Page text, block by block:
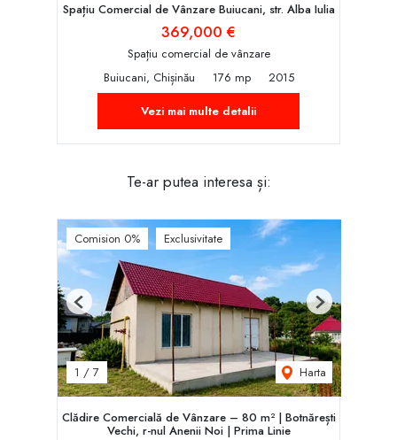
Spațiu Comercial de Vânzare Buiucani, str. Alba Iulia
369,000 €
Spațiu comercial de vânzare
Buiucani, Chișinău
176 mp
2015
Vezi mai multe detalii
Te-ar putea interesa și:
Comision 0% Exclusivitate
1 / 7 Harta
Previous Next
Clădire Comercială de Vânzare – 80 m² | Botnărești
Vechi, r-nul Anenii Noi | Prima Linie